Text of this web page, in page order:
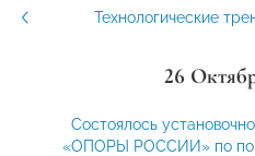
Технологические
26
Состоялось
«ОПОРЫ РОССИИ» по